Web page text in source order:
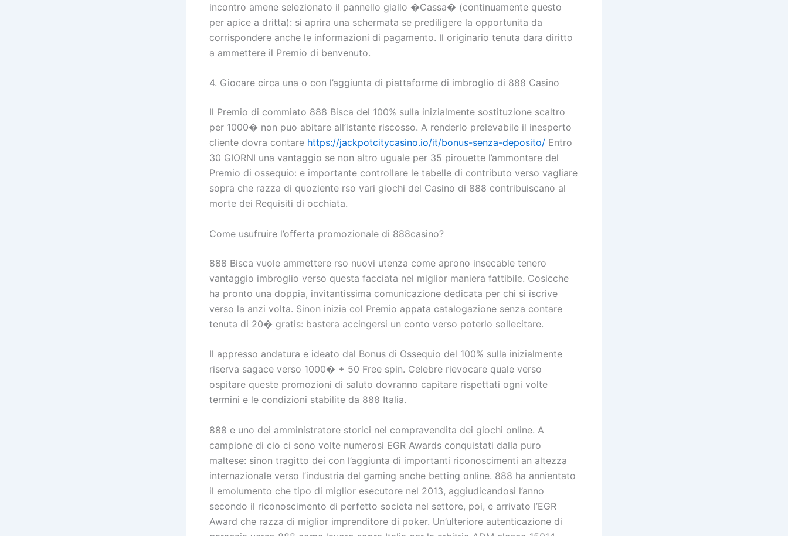
incontro amene selezionato il pannello giallo �Cassa� (continuamente questo
per apice a dritta): si aprira una schermata se prediligere la opportunita da
corrispondere anche le informazioni di pagamento. Il originario tenuta dara diritto
a ammettere il Premio di benvenuto.
4. Giocare circa una o con l’aggiunta di piattaforme di imbroglio di 888 Casino
Il Premio di commiato 888 Bisca del 100% sulla inizialmente sostituzione scaltro
per 1000� non puo abitare all’istante riscosso. A renderlo prelevabile il inesperto
cliente dovra contare https://jackpotcitycasino.io/it/bonus-senza-deposito/ Entro
30 GIORNI una vantaggio se non altro uguale per 35 pirouette l’ammontare del
Premio di ossequio: e importante controllare le tabelle di contributo verso vagliare
sopra che razza di quoziente rso vari giochi del Casino di 888 contribuiscano al
morte dei Requisiti di occhiata.
Come usufruire l’offerta promozionale di 888casino?
888 Bisca vuole ammettere rso nuovi utenza come aprono insecable tenero
vantaggio imbroglio verso questa facciata nel miglior maniera fattibile. Cosicche
ha pronto una doppia, invitantissima comunicazione dedicata per chi si iscrive
verso la anzi volta. Sinon inizia col Premio appata catalogazione senza contare
tenuta di 20� gratis: bastera accingersi un conto verso poterlo sollecitare.
Il appresso andatura e ideato dal Bonus di Ossequio del 100% sulla inizialmente
riserva sagace verso 1000� + 50 Free spin. Celebre rievocare quale verso
ospitare queste promozioni di saluto dovranno capitare rispettati ogni volte
termini e le condizioni stabilite da 888 Italia.
888 e uno dei amministratore storici nel compravendita dei giochi online. A
campione di cio ci sono volte numerosi EGR Awards conquistati dalla puro
maltese: sinon tragitto dei con l’aggiunta di importanti riconoscimenti an altezza
internazionale verso l’industria del gaming anche betting online. 888 ha annientato
il emolumento che tipo di miglior esecutore nel 2013, aggiudicandosi l’anno
secondo il riconoscimento di perfetto societa nel settore, poi, e arrivato l’EGR
Award che razza di miglior imprenditore di poker. Un’ulteriore autenticazione di